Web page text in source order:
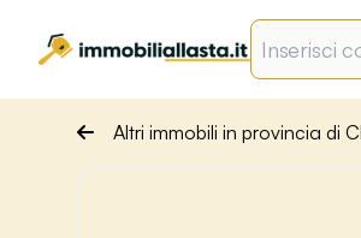
Altri immobili in provincia di